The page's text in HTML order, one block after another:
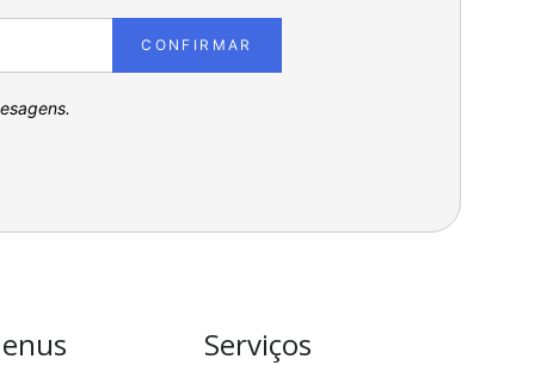
CONFIRMAR
Serviços